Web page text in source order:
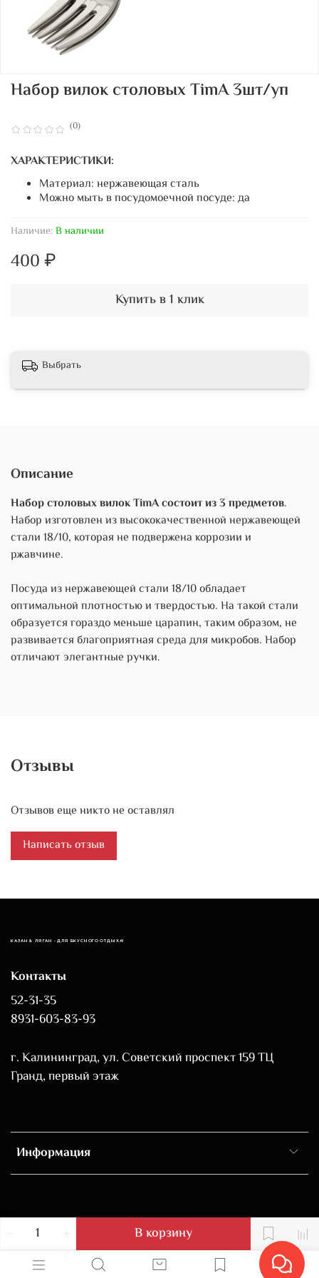
(0)
Наличие:В наличии
Набор вилок столовых TimA 3шт/уп
400 ₽
В корзину
Купить в 1 клик
ХАРАКТЕРИСТИКИ:
Материал: нержавеющая сталь
Можно мыть в посудомоечной посуде: да
Выбрать
Описание
Набор столовых вилок TimA состоит из 3 предметов.
Набор изготовлен из высококачественной нержавеющей
стали 18/10, которая не подвержена коррозии и
ржавчине.
Посуда из нержавеющей стали 18/10 обладает
оптимальной плотностью и твердостью. На такой стали
образуется гораздо меньше царапин, таким образом, не
развивается благоприятная среда для микробов. Набор
отличают элегантные ручки.
Отзывы
Отзывов еще никто не оставлял
Написать отзыв
КАЗАН & ЛЯГАН - ДЛЯ ВКУСНОГО ОТДЫХА!
Информация
Контакты
52-31-35
8931-603-83-93
г. Калининград, ул. Советский проспект 159 ТЦ
Гранд, первый этаж